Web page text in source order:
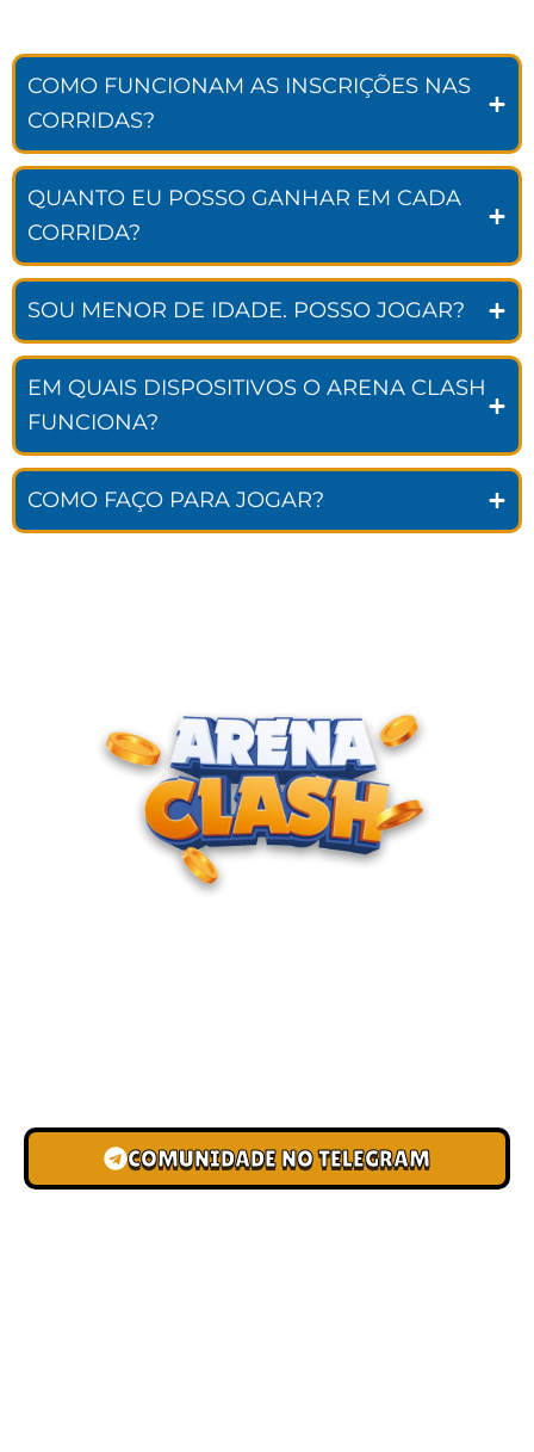
COMO FUNCIONAM AS INSCRIÇÕES NAS
CORRIDAS?
QUANTO EU POSSO GANHAR EM CADA
CORRIDA?
SOU MENOR DE IDADE. POSSO JOGAR?
EM QUAIS DISPOSITIVOS O ARENA CLASH
FUNCIONA?
COMO FAÇO PARA JOGAR?
COMUNIDADE NO TELEGRAM